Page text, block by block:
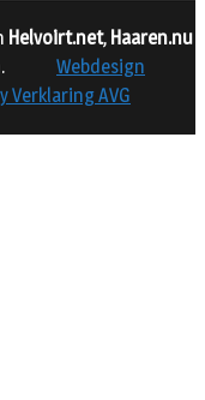
Helvoirt.net, Haaren.nu
Webdesign
Verklaring AVG